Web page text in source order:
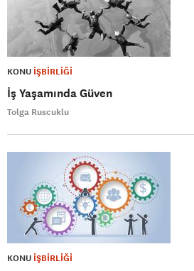
KONU İŞBİRLİĞİ
İş Yaşamında Güven
Tolga Ruscuklu
KONU İŞBİRLİĞİ